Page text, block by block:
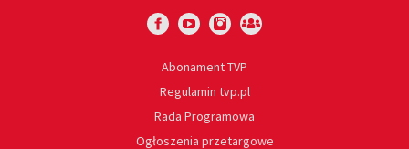
Abonament TVP
Regulamin tvp.pl
Rada Programowa
Ogłoszenia przetargowe